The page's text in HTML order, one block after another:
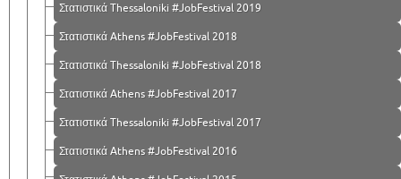
Στατιστικά Thessaloniki #JobFestival 2019
Στατιστικά Athens #JobFestival 2018
Στατιστικά Thessaloniki #JobFestival 2018
Στατιστικά Athens #JobFestival 2017
Στατιστικά Thessaloniki #JobFestival 2017
Στατιστικά Athens #JobFestival 2016